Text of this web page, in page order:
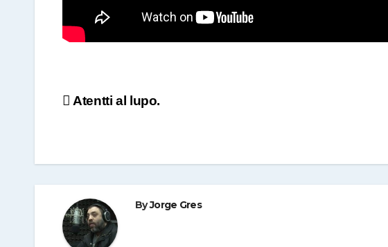
Navegación
entradas
Atentti al lupo.
ByJorge Gres